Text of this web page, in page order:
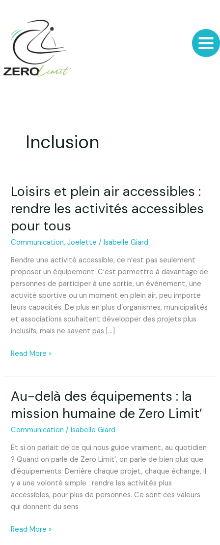
contenu
Inclusion
Loisirs et plein air accessibles :
rendre les activités accessibles
pour tous
Communication,Joëlette /Isabelle Giard
Rendre une activité accessible, ce n’est pas seulement
proposer un équipement. C’est permettre à davantage de
personnes de participer à une sortie, un événement, une
activité sportive ou un moment en plein air, peu importe
leurs capacités. De plus en plus d’organismes, municipalités
et associations souhaitent développer des projets plus
inclusifs, mais ne savent pas […]
Loisirs
plein
air
accessibles
:
rendre
les
activités
accessibles
pour
tous
Read More »
Au-delà des équipements : la
mission humaine de Zero Limit’
Communication /Isabelle Giard
Et si on parlait de ce qui nous guide vraiment, au quotidien
? Quand on parle de Zero Limit’, on parle de bien plus que
d’équipements. Derrière chaque projet, chaque échange, il
y a une volonté simple : rendre les activités plus
accessibles, pour plus de personnes. Ce sont ces valeurs
qui donnent du sens
Au-
des
équipements
la
mission
humaine
de
Zero
Limit’
Read More »